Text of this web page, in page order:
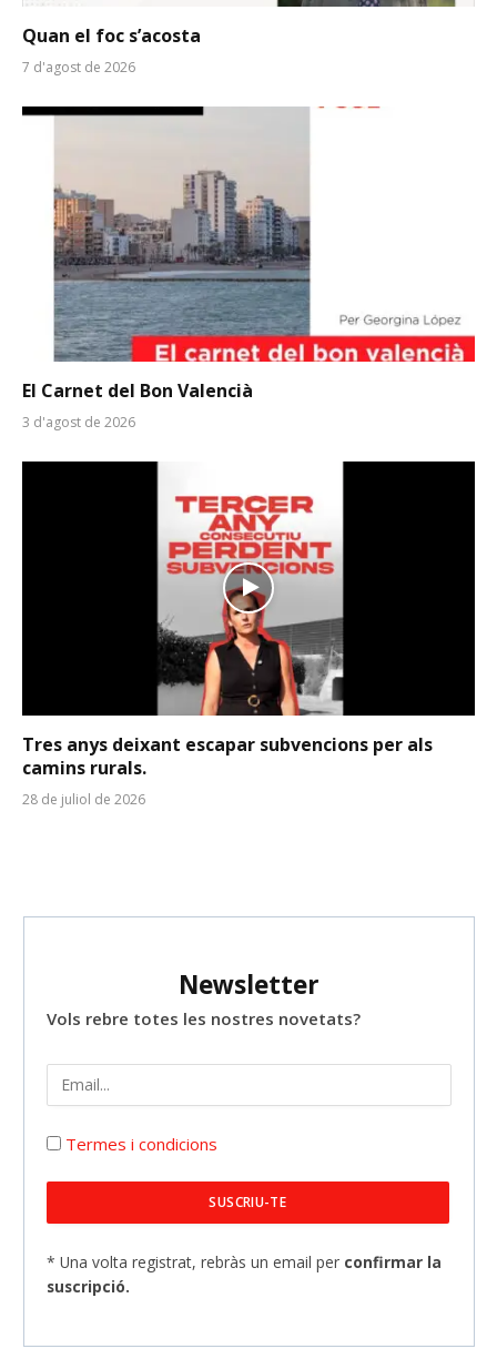
Quan el foc s’acosta
7 d'agost de 2026
El Carnet del Bon Valencià
3 d'agost de 2026
Tres anys deixant escapar subvencions per als
camins rurals.
28 de juliol de 2026
Newsletter
Vols rebre totes les nostres novetats?
Termes i condicions
* Una volta registrat, rebràs un email per confirmar la
suscripció.